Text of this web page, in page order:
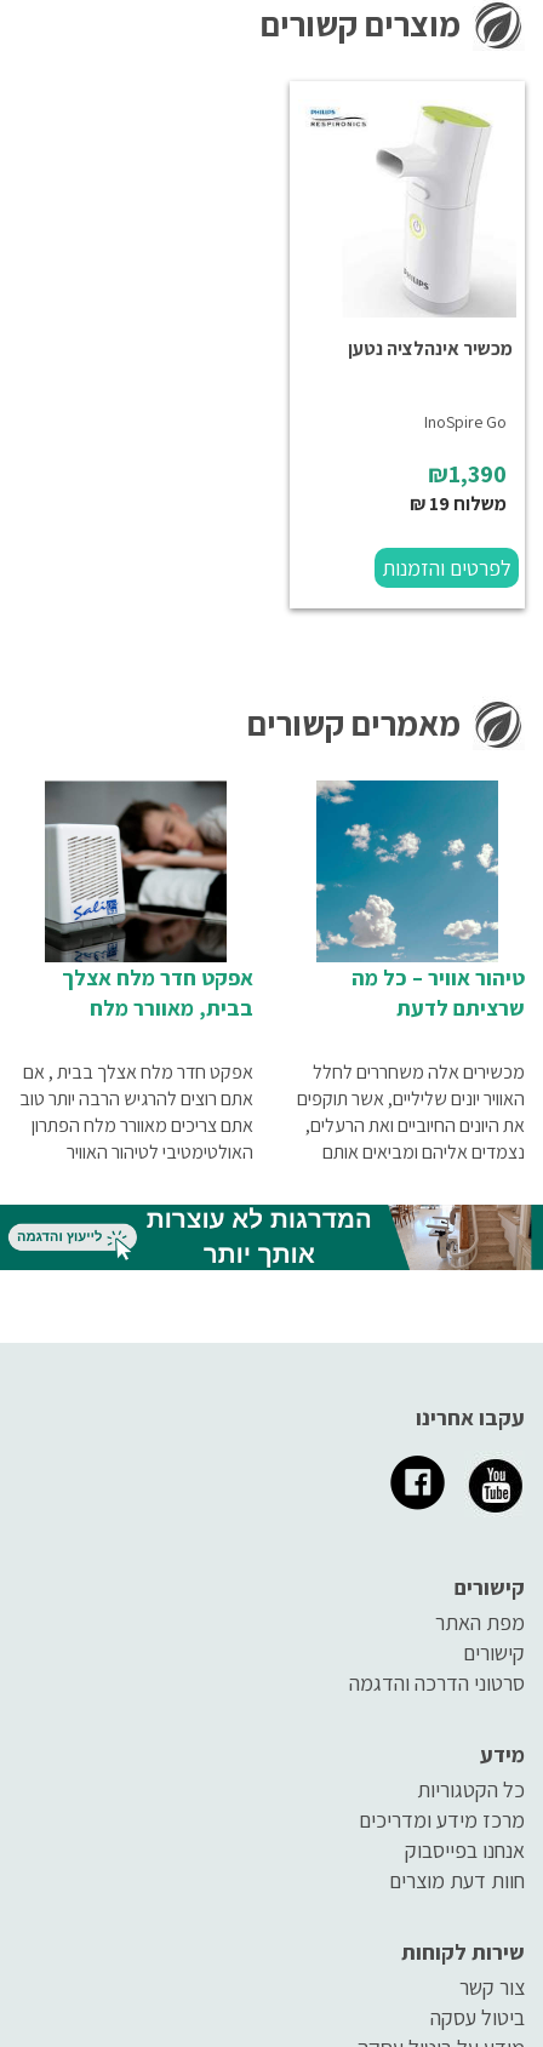
מוצרים קשורים
מכשיר אינהלציה נטען
InoSpire Go
₪1,390
משלוח 19 ₪
לפרטים והזמנות
מאמרים קשורים
טיהור אוויר – כל מה
שרציתם לדעת
מכשירים אלה משחררים לחלל
האוויר יונים שליליים, אשר תוקפים
את היונים החיוביים ואת הרעלים,
נצמדים אליהם ומביאים אותם
המכשיר. כתוצאה מפעולתם של
מכשירים אלה האוויר הופך נקי
יותר ברמה של למעלה מ-95%,
אפקט חדר מלח אצלך
בבית, מאוורר מלח
אפקט חדר מלח אצלך בבית , אם
אתם רוצים להרגיש הרבה יותר טוב
אתם צריכים מאוורר מלח הפתרון
האולטימטיבי לטיהור האוויר
עקבו אחרינו
קישורים
מפת האתר
קישורים
סרטוני הדרכה והדגמה
מידע
כל הקטגוריות
מרכז מידע ומדריכים
אנחנו בפייסבוק
חוות דעת מוצרים
שירות לקוחות
צור קשר
ביטול עסקה